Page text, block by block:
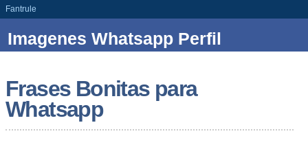
Fantrule
Imagenes Whatsapp Perfil
Frases Bonitas para
Whatsapp